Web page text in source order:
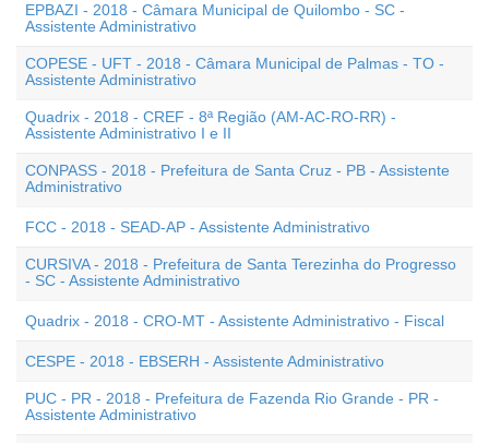
EPBAZI - 2018 - Câmara Municipal de Quilombo - SC -
Assistente Administrativo
COPESE - UFT - 2018 - Câmara Municipal de Palmas - TO -
Assistente Administrativo
Quadrix - 2018 - CREF - 8ª Região (AM-AC-RO-RR) -
Assistente Administrativo I e II
CONPASS - 2018 - Prefeitura de Santa Cruz - PB - Assistente
Administrativo
FCC - 2018 - SEAD-AP - Assistente Administrativo
CURSIVA - 2018 - Prefeitura de Santa Terezinha do Progresso
- SC - Assistente Administrativo
Quadrix - 2018 - CRO-MT - Assistente Administrativo - Fiscal
CESPE - 2018 - EBSERH - Assistente Administrativo
PUC - PR - 2018 - Prefeitura de Fazenda Rio Grande - PR -
Assistente Administrativo